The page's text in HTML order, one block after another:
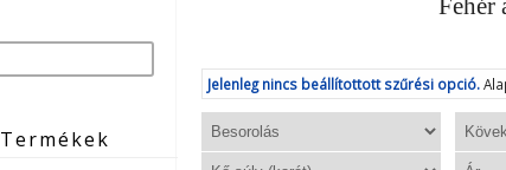
Termékek
Jelenleg nincs beállítottott szűrési opció.